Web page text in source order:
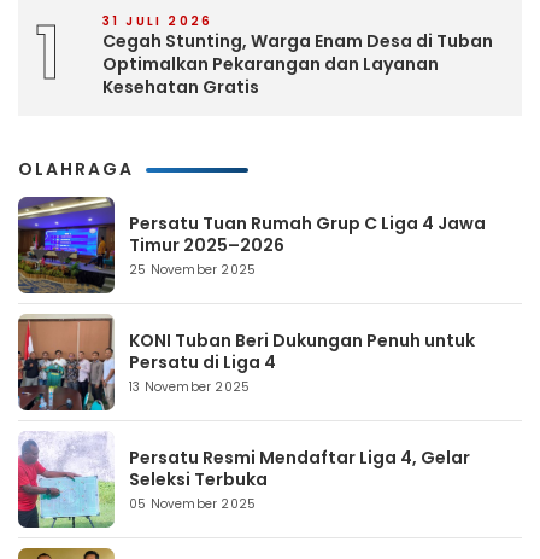
1 31 JULI 2026
Cegah Stunting, Warga Enam Desa di Tuban
Optimalkan Pekarangan dan Layanan
Kesehatan Gratis
OLAHRAGA
Persatu Tuan Rumah Grup C Liga 4 Jawa
Timur 2025–2026
25 November 2025
KONI Tuban Beri Dukungan Penuh untuk
Persatu di Liga 4
13 November 2025
Persatu Resmi Mendaftar Liga 4, Gelar
Seleksi Terbuka
05 November 2025